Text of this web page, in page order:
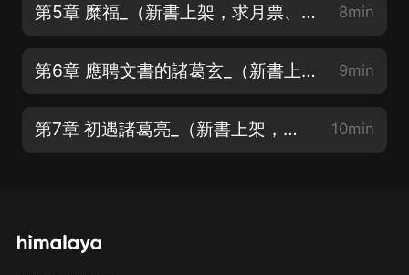
第5章 糜福_（新書上架，求月票、求訂閱、求關注） 8min
第6章 應聘文書的諸葛玄_（新書上架，求月票、求訂閱、求關注） 9min
第7章 初遇諸葛亮_（新書上架，求月票、求訂閱、求關注） 10min